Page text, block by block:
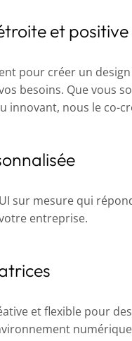
et positive
pour créer un
besoins. Que vous
innovant, nous le co-
sur mesure qui
entreprise.
et flexible pour
et intégration